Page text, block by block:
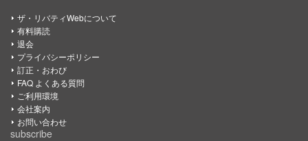
ザ・リバティWebについて
有料購読
退会
プライバシーポリシー
訂正・おわび
FAQ よくある質問
ご利用環境
会社案内
お問い合わせ
subscribe